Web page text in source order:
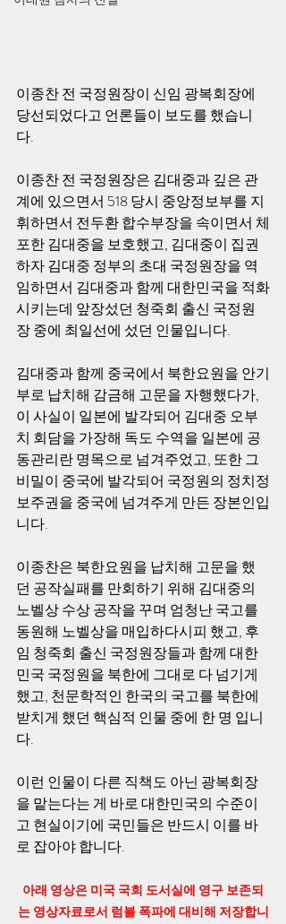
이종찬 전 국정원장이 신임 광복회장에
당선되었다고 언론들이 보도를 했습니
다.
이종찬 전 국정원장은 김대중과 깊은 관
계에 있으면서 518 당시 중앙정보부를 지
휘하면서 전두환 합수부장을 속이면서 체
포한 김대중을 보호했고, 김대중이 집권
하자 김대중 정부의 초대 국정원장을 역
임하면서 김대중과 함께 대한민국을 적화
시키는데 앞장섰던 청죽회 출신 국정원
장 중에 최일선에 섰던 인물입니다.
김대중과 함께 중국에서 북한요원을 안기
부로 납치해 감금해 고문을 자행했다가,
이 사실이 일본에 발각되어 김대중 오부
치 회담을 가장해 독도 수역을 일본에 공
동관리란 명목으로 넘겨주었고, 또한 그
비밀이 중국에 발각되어 국정원의 정치정
보주권을 중국에 넘겨주게 만든 장본인입
니다.
이종찬은 북한요원을 납치해 고문을 했
던 공작실패를 만회하기 위해 김대중의
노벨상 수상 공작을 꾸며 엄청난 국고를
동원해 노벨상을 매입하다시피 했고, 후
임 청죽회 출신 국정원장들과 함께 대한
민국 국정원을 북한에 그대로 다 넘기게
했고, 천문학적인 한국의 국고를 북한에
받치게 했던 핵심적 인물 중에 한 명 입니
다.
이런 인물이 다른 직책도 아닌 광복회장
을 맡는다는 게 바로 대한민국의 수준이
고 현실이기에 국민들은 반드시 이를 바
로 잡아야 합니다.
아래 영상은 미국 국회 도서실에 영구 보존되
는 영상자료로서 럼블 폭파에 대비해 저장합니